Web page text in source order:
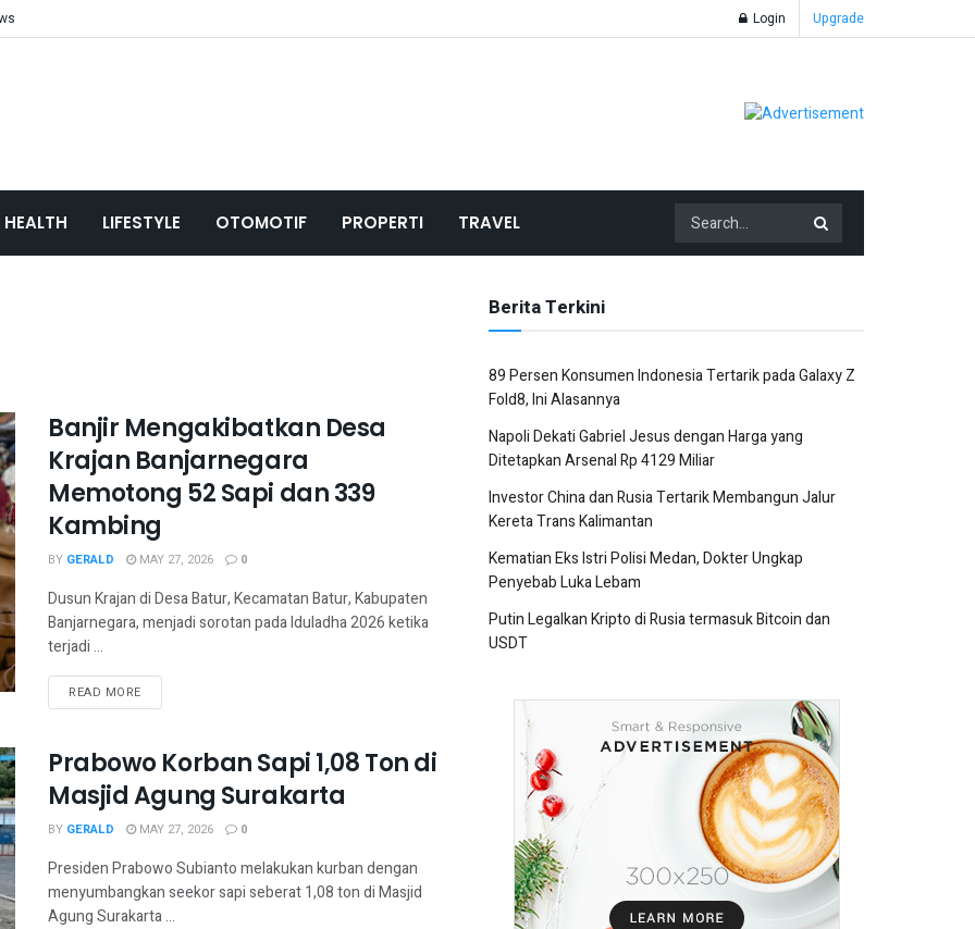
Login Upgrade
HEALTH LIFESTYLE OTOMOTIF PROPERTI TRAVEL
Banjir Mengakibatkan Desa
Krajan Banjarnegara
Memotong 52 Sapi dan 339
Kambing
BY GERALD MAY 27, 2026 0
Dusun Krajan di Desa Batur, Kecamatan Batur, Kabupaten
Banjarnegara, menjadi sorotan pada Iduladha 2026 ketika
terjadi ...
READ MORE
Prabowo Korban Sapi 1,08 Ton di
Masjid Agung Surakarta
BY GERALD MAY 27, 2026 0
Presiden Prabowo Subianto melakukan kurban dengan
menyumbangkan seekor sapi seberat 1,08 ton di Masjid
Agung Surakarta ...
Berita Terkini
89 Persen Konsumen Indonesia Tertarik pada Galaxy Z
Fold8, Ini Alasannya
Napoli Dekati Gabriel Jesus dengan Harga yang
Ditetapkan Arsenal Rp 4129 Miliar
Investor China dan Rusia Tertarik Membangun Jalur
Kereta Trans Kalimantan
Kematian Eks Istri Polisi Medan, Dokter Ungkap
Penyebab Luka Lebam
Putin Legalkan Kripto di Rusia termasuk Bitcoin dan
USDT